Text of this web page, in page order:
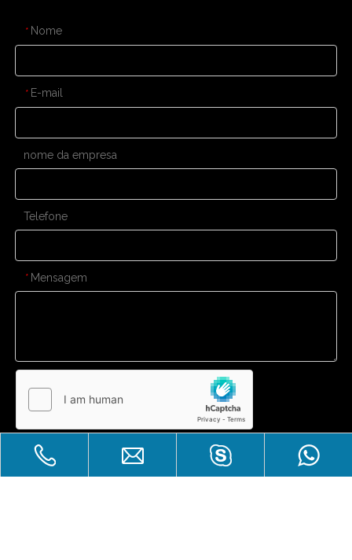
CONTATE-NOS
* Nome
* E-mail
nome da empresa
Telefone
* Mensagem
Enviar
Venda imperdível